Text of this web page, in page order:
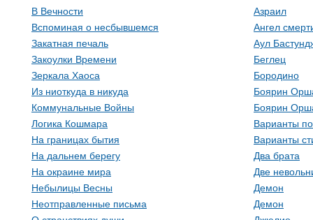
В Вечности
Вспоминая о несбывшемся
Закатная печаль
Закоулки Времени
Зеркала Хаоса
Из ниоткуда в никуда
Коммунальные Войны
Логика Кошмара
На границах бытия
На дальнем берегу
На окраине мира
Небылицы Весны
Неотправленные письма
Азраил
Ангел
Аул
Беглец
Бородино
Боярин
Боярин
Варианты
Варианты
Два брата
Две
Демон
Демон